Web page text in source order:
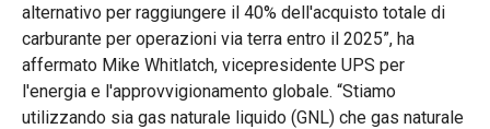
alternativo per raggiungere il 40% dell'acquisto totale di
carburante per operazioni via terra entro il 2025”, ha
affermato Mike Whitlatch, vicepresidente UPS per
l'energia e l'approvvigionamento globale. “Stiamo
utilizzando sia gas naturale liquido (GNL) che gas naturale